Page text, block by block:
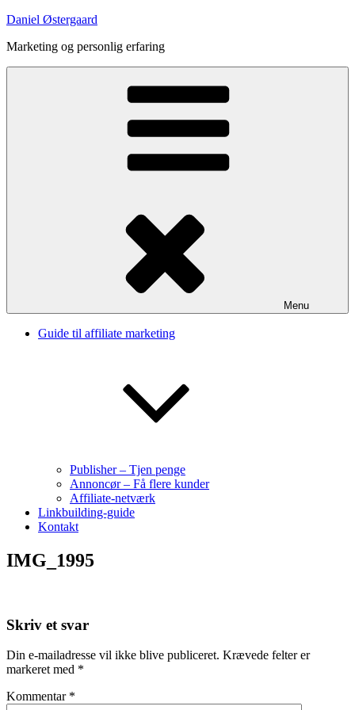
Videre
indhold
Daniel Østergaard
Marketing og personlig erfaring
Menu
Guide til affiliate marketing
Publisher – Tjen penge
Annoncør – Få flere kunder
Affiliate-netværk
Linkbuilding-guide
Kontakt
IMG_1995
Skriv et svar
Din e-mailadresse vil ikke blive publiceret. Krævede felter er
markeret med *
Kommentar *